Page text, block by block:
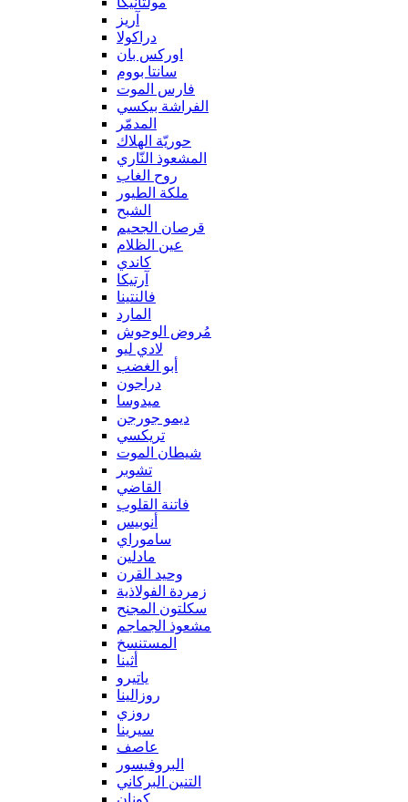
آريز
دراكولا
اوركس بان
سانتا بووم
فارس الموت
الفراشة بيكسي
المدمّر
حوريّة الهلاك
المشعوذ النّاري
روح الغاب
ملكة الطيور
الشبح
قرصان الجحيم
عين الظلام
كاندي
آرتيكا
فالنتينا
المارد
مُروض الوحوش
لادي ليو
أبو الغضب
دراجون
ميدوسا
ديمو جورجن
تريكسي
شيطان الموت
تشوبر
القاضي
فاتنة القلوب
أنوبيس
ساموراي
مادلين
وحيد القرن
زمردة الفولاذية
سكلتون المجنح
مشعوذ الجماجم
المستنسخ
أثينا
ياتيرو
روزالينا
روزي
سيرينا
عاصف
البروفيسور
التنين البركاني